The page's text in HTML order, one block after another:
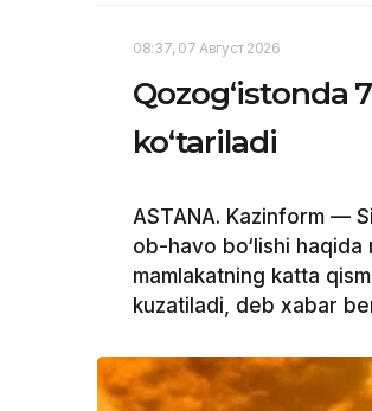
08:37, 07 Август 2026
Qozog‘istonda
ko‘tariladi
ASTANA. Kazinform —
ob-havo bo‘lishi haqida
mamlakatning katta
kuzatiladi, deb xabar